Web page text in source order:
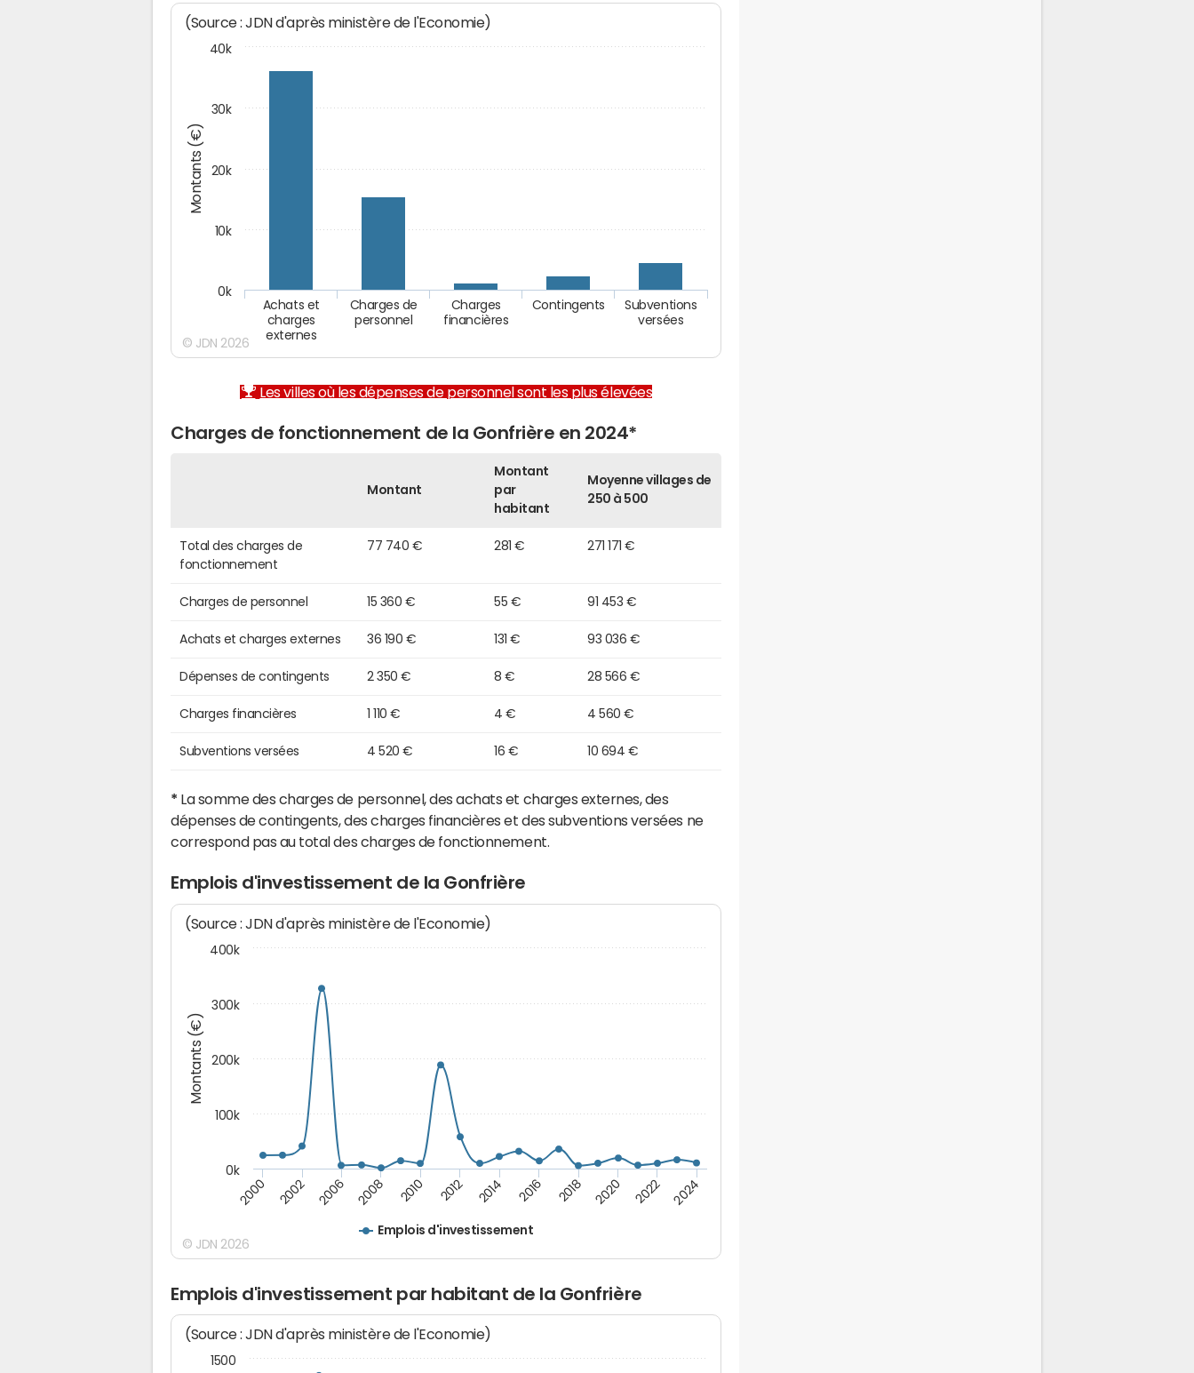
Montants (€)
(Source : JDN d'après ministère de l'Economie)
Achats et
charges
externes
Charges de
personnel
Charges
financières
Contingents
Subventions
versées
0k
10k
20k
30k
40k
© JDN 2026
Les villes où les dépenses de personnel sont les plus élevées
Charges de fonctionnement de la Gonfrière en 2024*
Montant
Montant
par
habitant
Moyenne villages de
250 à 500
Total des charges de
fonctionnement
77 740 € 281 € 271 171 €
Charges de personnel 15 360 € 55 € 91 453 €
Achats et charges externes 36 190 € 131 € 93 036 €
Dépenses de contingents 2 350 € 8 € 28 566 €
Charges financières 1 110 € 4 € 4 560 €
Subventions versées 4 520 € 16 € 10 694 €
* La somme des charges de personnel, des achats et charges externes, des
dépenses de contingents, des charges financières et des subventions versées ne
correspond pas au total des charges de fonctionnement.
Emplois d'investissement de la Gonfrière
Montants (€)
(Source : JDN d'après ministère de l'Economie)
Emplois d'investissement
2000 2002 2006 2008 2010 2012 2014 2016 2018 2020 2022 2024
0k
100k
200k
300k
400k
© JDN 2026
Emplois d'investissement par habitant de la Gonfrière
(Source : JDN d'après ministère de l'Economie)
1500